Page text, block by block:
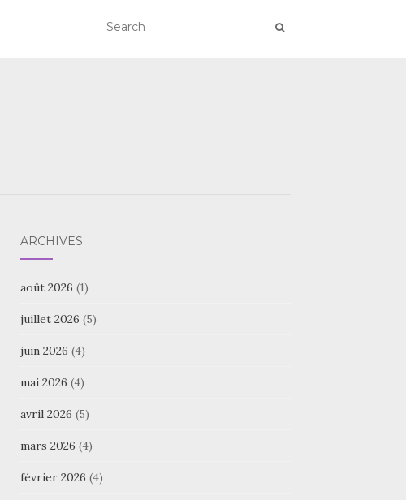
ARCHIVES
août 2026 (1)
juillet 2026 (5)
juin 2026 (4)
mai 2026 (4)
avril 2026 (5)
mars 2026 (4)
février 2026 (4)